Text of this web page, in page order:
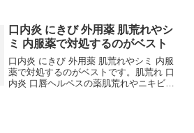
律神経のバランスがくずれやすくなって
いるときは大人で...
口内炎 にきび 外用薬 肌荒れやシ
ミ 内服薬で対処するのがベスト
口内炎 にきび 外用薬 肌荒れやシミ 内服
薬で対処するのがベストです。肌荒れ 口
内炎 口唇ヘルペスの薬肌荒れやニキビな